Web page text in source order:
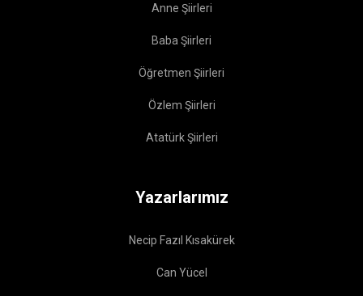
Anne Şiirleri
Baba Şiirleri
Öğretmen Şiirleri
Özlem Şiirleri
Atatürk Şiirleri
Yazarlarımız
Necip Fazıl Kısakürek
Can Yücel